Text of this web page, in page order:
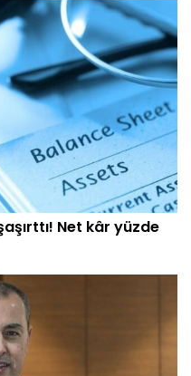
Net kâr yüzde